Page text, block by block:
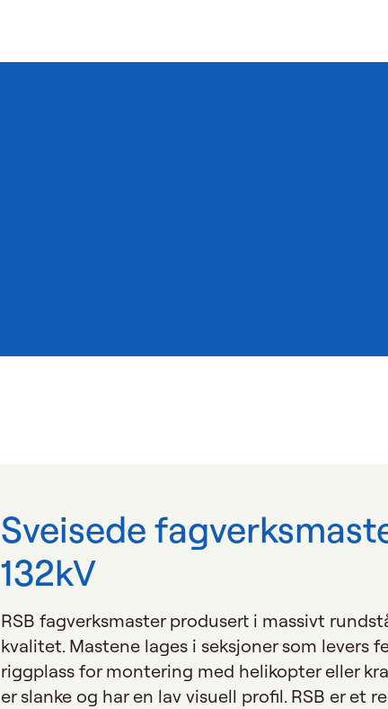
Sveisede
132kV
RSB fagverksmaster produsert i massivt
kvalitet. Mastene lages i seksjoner som levers
riggplass for montering med helikopter eller
er slanke og har en lav visuell profil. RSB er et